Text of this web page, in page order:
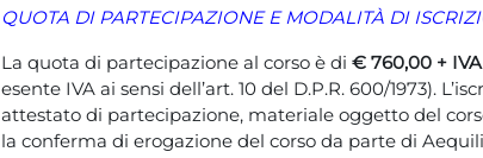
QUOTA DI PARTECIPAZIONE E MODALITÀ DI
La quota di partecipazione al corso è di € 760,00 + IVA
esente IVA ai sensi dell’art. 10 del D.P.R. 600/1973).
attestato di partecipazione, materiale oggetto del
la conferma di erogazione del corso da parte di